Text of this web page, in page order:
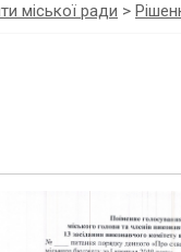
міської ради >